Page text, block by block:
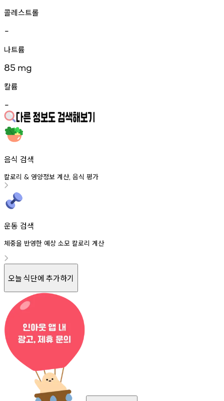
콜레스트롤
-
나트륨
85 mg
칼륨
-
음식 검색
칼로리 & 영양정보 계산, 음식 평가
운동 검색
체중을 반영한 예상 소모 칼로리 계산
오늘 식단에 추가하기